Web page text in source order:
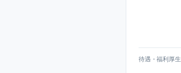
待遇・福利厚生